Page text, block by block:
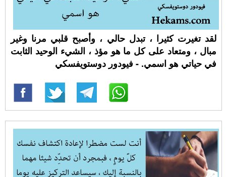
لقد تغيرت كثيرا ، تبدل حالي ، وأصبح قلبي مرنا وغير
مبال ، ومتعاد على كل ما هو مؤذ ، الشيء الوحيد الثابت
في حياتي هو اسمي. - فيودور دوستويفسكي